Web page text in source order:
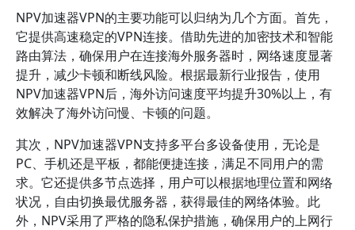
NPV加速器VPN的主要功能可以归纳为几个方面。首先，
它提供高速稳定的VPN连接。借助先进的加密技术和智能
路由算法，确保用户在连接海外服务器时，网络速度显著
提升，减少卡顿和断线风险。根据最新行业报告，使用
NPV加速器VPN后，海外访问速度平均提升30%以上，有
效解决了海外访问慢、卡顿的问题。
其次，NPV加速器VPN支持多平台多设备使用，无论是
PC、手机还是平板，都能便捷连接，满足不同用户的需
求。它还提供多节点选择，用户可以根据地理位置和网络
状况，自由切换最优服务器，获得最佳的网络体验。此
外，NPV采用了严格的隐私保护措施，确保用户的上网行